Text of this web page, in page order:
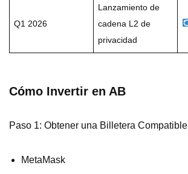
Q1 2026
Lanzamiento de
cadena L2 de
privacidad
Cómo Invertir en AB
Paso 1: Obtener una Billetera Compatible
MetaMask